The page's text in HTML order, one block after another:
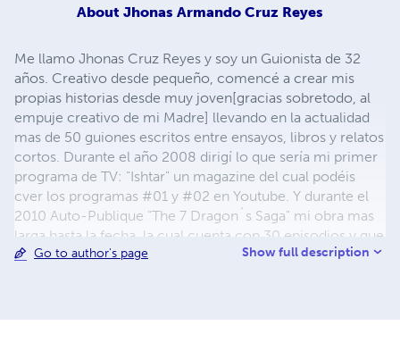
About Jhonas Armando Cruz Reyes
Me llamo Jhonas Cruz Reyes y soy un Guionista de 32
años. Creativo desde pequeño, comencé a crear mis
propias historias desde muy joven[gracias sobretodo, al
empuje creativo de mi Madre] llevando en la actualidad
mas de 50 guiones escritos entre ensayos, libros y relatos
cortos. Durante el año 2008 dirigí lo que sería mi primer
programa de TV: "Ishtar" un magazine del cual podéis
cver los programas #01 y #02 en Youtube. Y durante el
2010 Auto-Publique "The 7 Dragon´s Saga" mi obra mas
larga hasta la fecha, la cual cuenta con 30 episodios y que
podrás encontrar en este mismo escaparate.
Go to author's page Show full description